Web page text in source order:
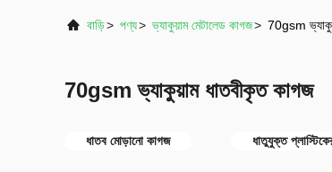
বাড়ি> পণ্য> ভ্যাকুয়াম মেটালেড কাগজ> 70gsm
70gsm ভ্যাকুয়াম ধাতবীকৃত কাগজ
ধাতব মোড়ানো কাগজ ধাতুযুক্ত